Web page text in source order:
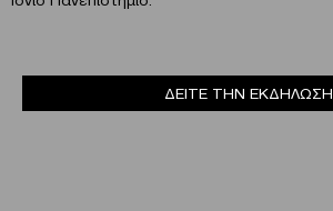
ΔΕΙΤΕ ΤΗΝ ΕΚΔΗΛΩΣΗ